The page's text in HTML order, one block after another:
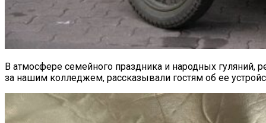
В атмосфере семейного праздника и народных гуляний,
за нашим колледжем, рассказывали гостям об ее